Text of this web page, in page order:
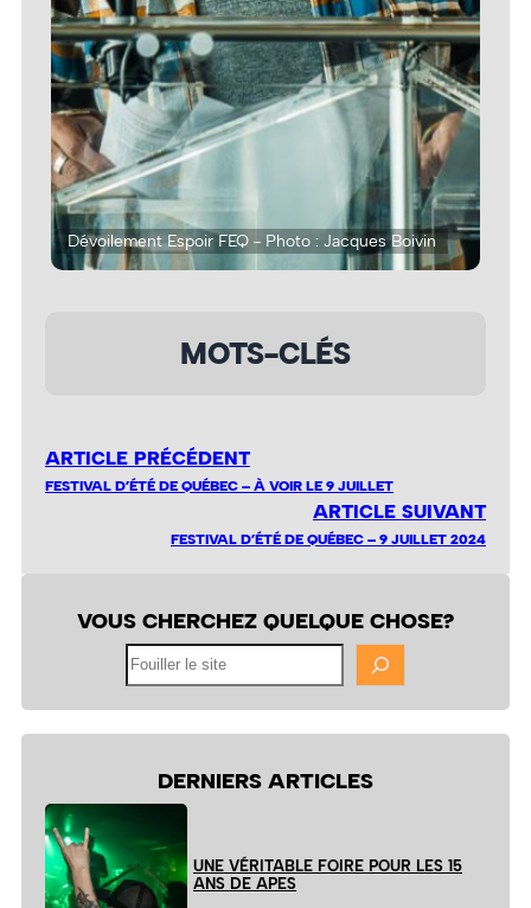
Dévoilement Espoir FEQ - Photo : Jacques Boivin
MOTS-CLÉS
ARTICLE PRÉCÉDENT
FESTIVAL D’ÉTÉ DE QUÉBEC – À VOIR LE 9 JUILLET
ARTICLE SUIVANT
FESTIVAL D’ÉTÉ DE QUÉBEC – 9 JUILLET 2024
VOUS CHERCHEZ QUELQUE CHOSE?
Fouiller
DERNIERS ARTICLES
UNE VÉRITABLE FOIRE POUR LES 15
ANS DE APES